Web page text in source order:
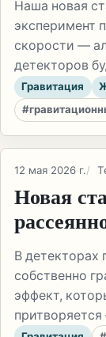
Наша новая
эксперимент
скорости —
детекторов
Гравитация
12 мая 2026 г.
Новая
В детекторах
собственно
эффект,